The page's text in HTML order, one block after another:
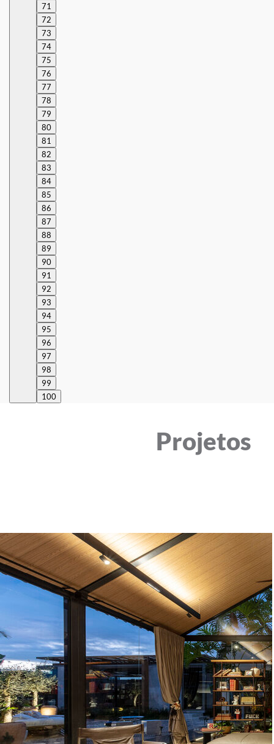
71
72
73
74
75
76
77
78
79
80
81
82
83
84
85
86
87
88
89
90
91
92
93
94
95
96
97
98
99
100
Projetos